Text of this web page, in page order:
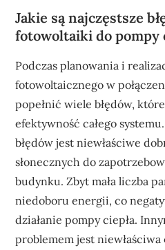
Jakie są najczęstsze
fotowoltaiki do pompy
Podczas planowania i
fotowoltaicznego w
popełnić wiele błędów,
efektywność całego
błędów jest niewłaściwe
słonecznych do
budynku. Zbyt mała liczba
niedoboru energii, co
działanie pompy ciepła.
problemem jest